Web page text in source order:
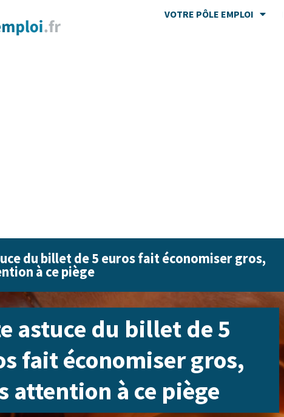
VOTRE PÔLE EMPLOI
du billet de 5 euros fait économiser gros,
à ce piège
astuce du billet de 5
fait économiser gros,
attention à ce piège